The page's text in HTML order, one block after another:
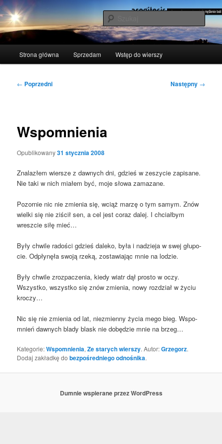
Przeskocz
do
tekstu
acogitosis
polscy naukowcy udowodnili: myślenie boli
Strona główna Sprzedam Wstęp do wierszy
Nawigacja
← Poprzedni Następny →
Wspomnienia
Opublikowany31 stycznia 2008
Zna­la­złem wier­sze z daw­nych dni, gdzieś w zeszy­cie zapi­sa­ne.
Nie taki w nich mia­łem być, moje sło­wa zamazane.
Pozor­nie nic nie zmie­nia się, wciąż marzę o tym samym. Znów
wiel­ki się nie ziścił sen, a cel jest coraz dalej. I chciał­bym
wresz­cie siłę mieć…
Były chwi­le rado­ści gdzieś dale­ko, była i nadzie­ja w swej głu­po­
cie. Odpły­nę­ła swo­ją rze­ką, zosta­wia­jąc mnie na lodzie.
Były chwi­le zroz­pa­cze­nia, kie­dy wiatr dął pro­sto w oczy.
Wszyst­ko, wszyst­ko się znów zmie­nia, nowy roz­dział w życiu
kroczy…
Nic się nie zmie­nia od lat, nie­zmien­ny życia mego bieg. Wspo­
mnień daw­nych bla­dy blask nie dobę­dzie mnie na brzeg…
Kategorie:Wspomnienia,Ze starych wierszy. Autor:Grzegorz.
Dodaj zakładkę dobezpośredniego odnośnika.
Dumnie wspierane przez WordPress